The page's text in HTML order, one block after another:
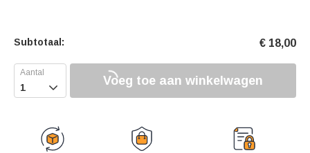
Subtotaal: € 18,00
 Voeg toe aan winkelwagen